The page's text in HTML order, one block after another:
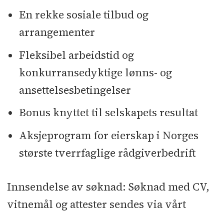
En rekke sosiale tilbud og
arrangementer
Fleksibel arbeidstid og
konkurransedyktige lønns- og
ansettelsesbetingelser
Bonus knyttet til selskapets resultat
Aksjeprogram for eierskap i Norges
største tverrfaglige rådgiverbedrift
Innsendelse av søknad: Søknad med CV,
vitnemål og attester sendes via vårt